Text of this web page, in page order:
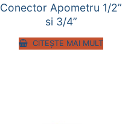
Conector Apometru 1/2”
si 3/4”
CITEȘTE MAI MULT